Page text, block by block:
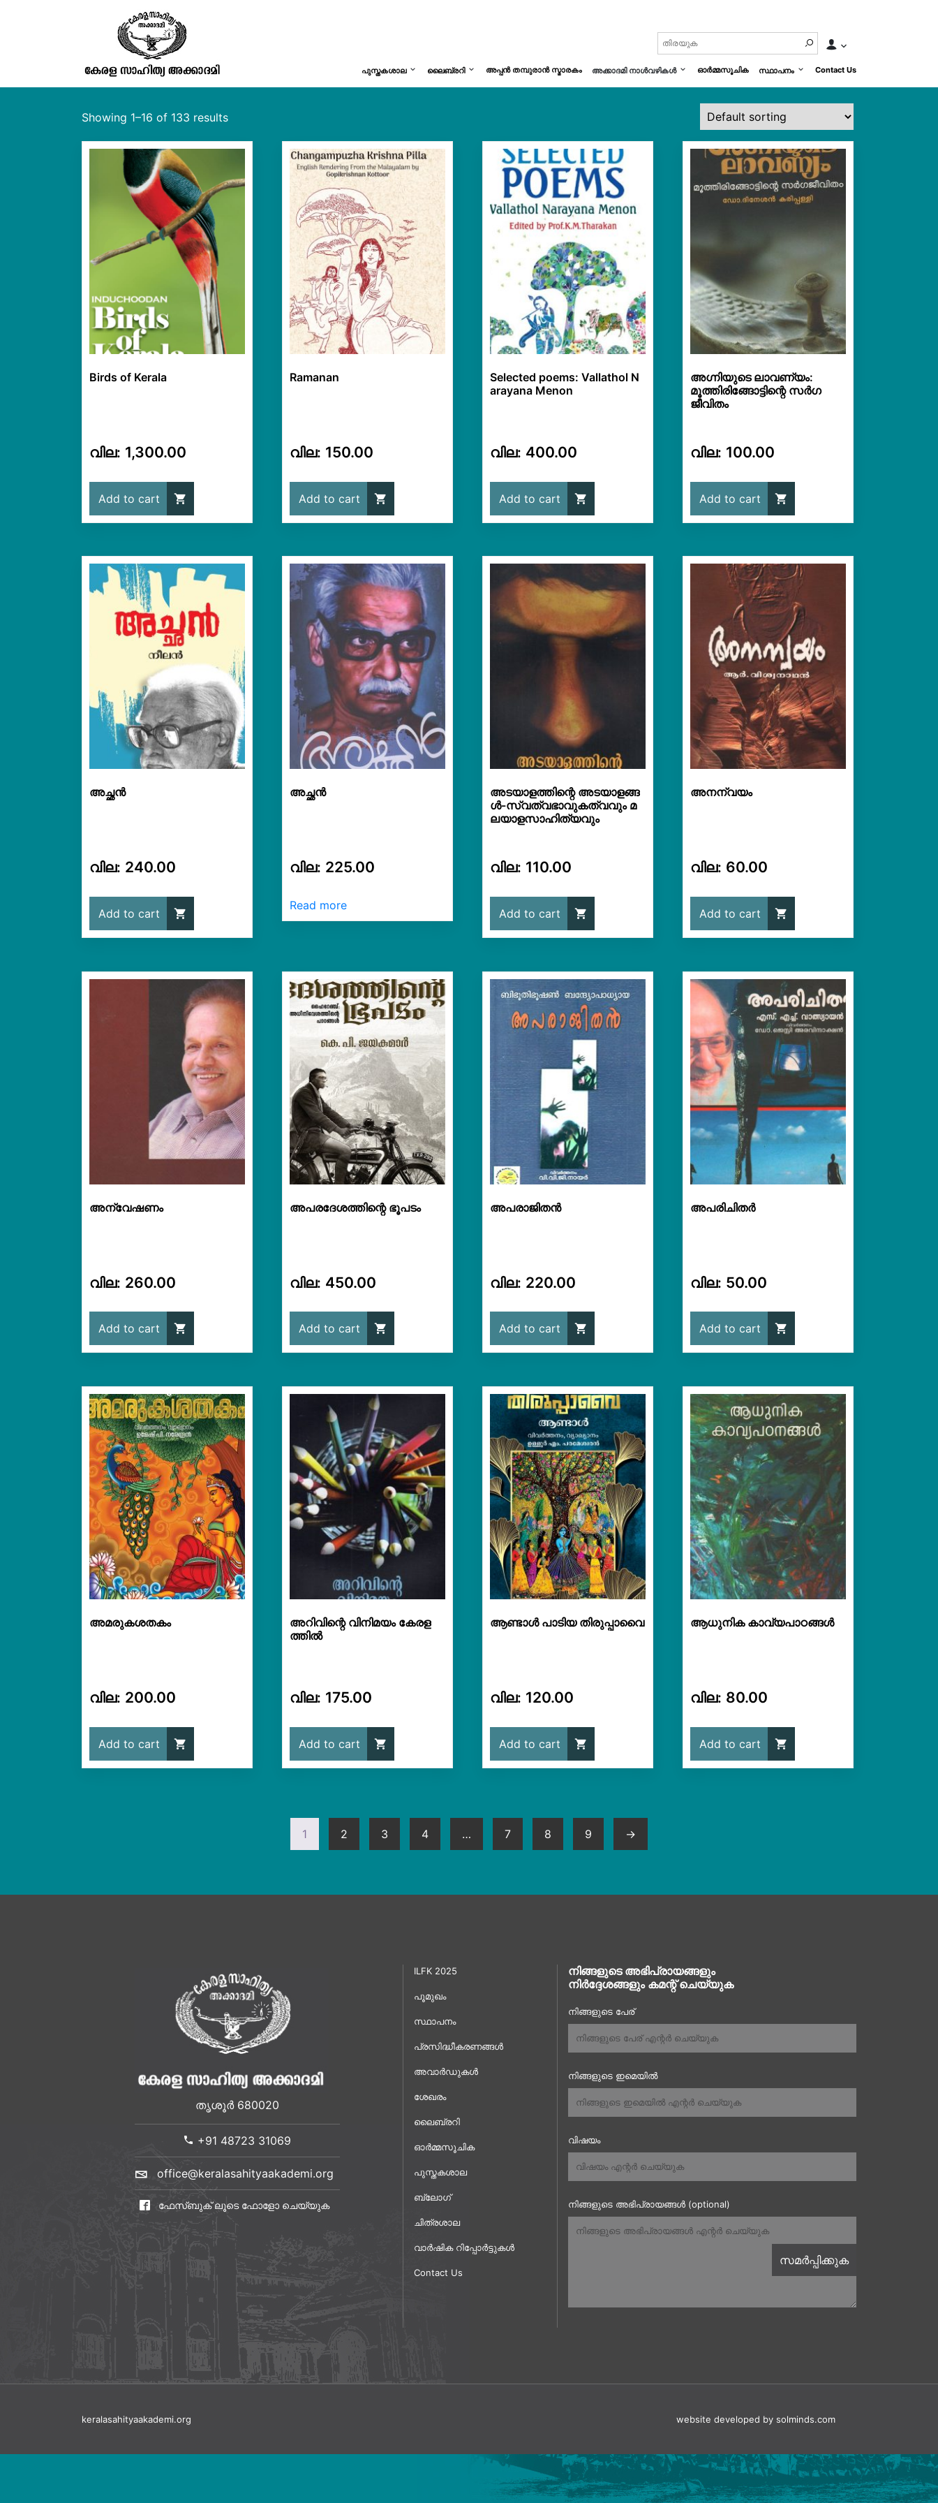
പുസ്തകശാല ലൈബ്രറി അപ്പൻ തമ്പുരാൻ സ്മാരകം അക്കാദമി നാൾവഴികൾ ഓർമ്മസൂചിക സ്ഥാപനം Contact Us
പുസ്തകശാല
Showing 1–16 of 133 results
Birds of Kerala
1,300.00
Add to cart
Ramanan
150.00
Add to cart
Selected poems: Vallathol N
arayana Menon
400.00
Add to cart
അഗ്നിയുടെ ലാവണ്യം:
മൂത്തിരിങ്ങോട്ടിന്റെ സർഗ
ജീവിതം
100.00
Add to cart
അച്ഛന്‍
240.00
Add to cart
അച്ഛൻ
225.00
Read more
അടയാളത്തിന്റെ അടയാളങ്ങ
ൾ-സ്വത്വഭാവുകത്വവും മ
ലയാളസാഹിത്യവും
110.00
Add to cart
അനന്വയം
60.00
Add to cart
അന്വേഷണം
260.00
Add to cart
അപരദേശത്തിന്റെ ഭൂപടം
450.00
Add to cart
അപരാജിതൻ
220.00
Add to cart
അപരിചിതർ
50.00
Add to cart
അമരുകശതകം
200.00
Add to cart
അറിവിന്റെ വിനിമയം കേരള
ത്തിൽ
175.00
Add to cart
ആണ്ടാള്‍ പാടിയ തിരുപ്പാവൈ
120.00
Add to cart
ആധുനിക കാവ്യപാഠങ്ങൾ
80.00
Add to cart
1 2 3 4 … 7 8 9 →
തൃശൂർ 680020
+91 48723 31069
office@keralasahityaakademi.org
ഫേസ്ബുക് ലൂടെ ഫോളോ ചെയ്യുക
ILFK 2025
പൂമുഖം
സ്ഥാപനം
പ്രസിദ്ധീകരണങ്ങൾ
അവാർഡുകൾ
ശേഖരം
ലൈബ്രറി
ഓർമ്മസൂചിക
പുസ്തകശാല
ബ്ലോഗ്
ചിത്രശാല
വാർഷിക റിപ്പോർട്ടുകൾ
Contact Us
നിങ്ങളുടെ അഭിപ്രായങ്ങളും
നിർദ്ദേശങ്ങളും കമന്റ് ചെയ്യുക
നിങ്ങളുടെ പേര്
നിങ്ങളുടെ ഇമെയിൽ
വിഷയം
നിങ്ങളുടെ അഭിപ്രായങ്ങൾ (optional)
keralasahityaakademi.org website developed by solminds.com